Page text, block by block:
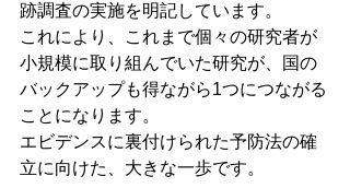
跡調査の実施を明記しています。
これにより、これまで個々の研究者が
小規模に取り組んでいた研究が、国の
バックアップも得ながら1つにつながる
ことになります。
エビデンスに裏付けられた予防法の確
立に向けた、大きな一歩です。